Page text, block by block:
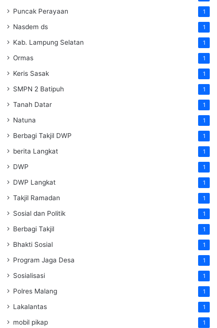
Puncak Perayaan 1
Nasdem ds 1
Kab. Lampung Selatan 1
Ormas 1
Keris Sasak 1
SMPN 2 Batipuh 1
Tanah Datar 1
Natuna 1
Berbagi Takjil DWP 1
berita Langkat 1
DWP 1
DWP Langkat 1
Takjil Ramadan 1
Sosial dan Politik 1
Berbagi Takjil 1
Bhakti Sosial 1
Program Jaga Desa 1
Sosialisasi 1
Polres Malang 1
Lakalantas 1
mobil pikap 1